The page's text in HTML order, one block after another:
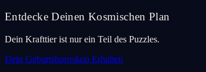
Entdecke Deinen Kosmischen Plan
Dein Krafttier ist nur ein Teil des Puzzles.
Dein Geburtshoroskop Erhalten